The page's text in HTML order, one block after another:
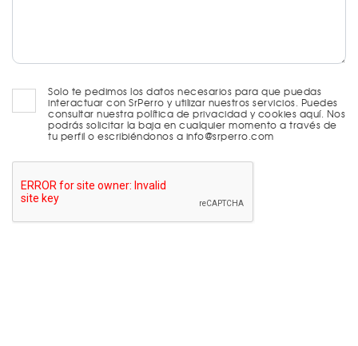
Solo te pedimos los datos necesarios para que puedas
interactuar con SrPerro y utilizar nuestros servicios. Puedes
consultar nuestra política de privacidad y cookies aquí. Nos
podrás solicitar la baja en cualquier momento a través de
tu perfil o escribiéndonos a info@srperro.com